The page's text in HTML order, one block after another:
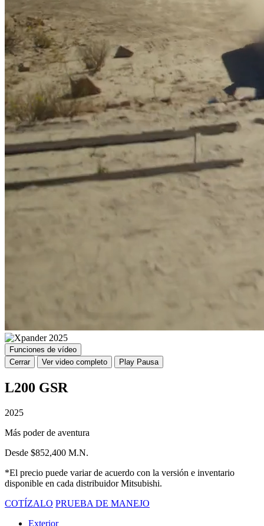
Funciones de vídeo
Cerrar
Ver video completo Play Pausa
L200 GSR
2025
Más poder de aventura
Desde $852,400 M.N.
*El precio puede variar de acuerdo con la versión e inventario
disponible en cada distribuidor Mitsubishi.
COTÍZALO PRUEBA DE MANEJO
Exterior